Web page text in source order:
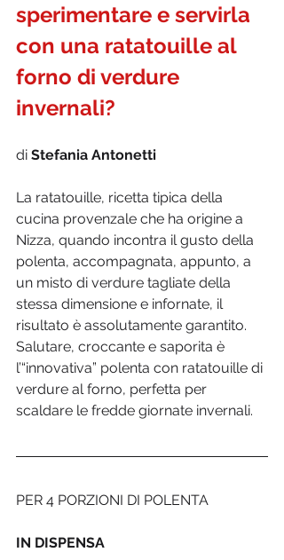
sperimentare e servirla
con una ratatouille al
forno di verdure
invernali?
di Stefania Antonetti
La ratatouille, ricetta tipica della
cucina provenzale che ha origine a
Nizza, quando incontra il gusto della
polenta, accompagnata, appunto, a
un misto di verdure tagliate della
stessa dimensione e infornate, il
risultato è assolutamente garantito.
Salutare, croccante e saporita è
l’“innovativa” polenta con ratatouille di
verdure al forno, perfetta per
scaldare le fredde giornate invernali.
PER 4 PORZIONI DI POLENTA
IN DISPENSA